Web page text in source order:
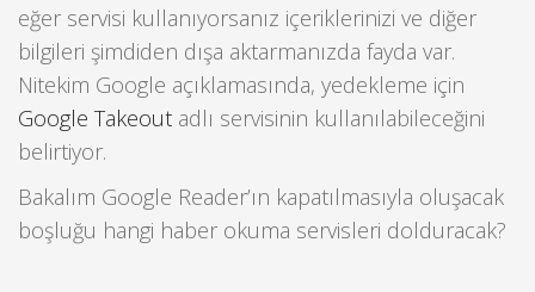
eğer servisi kullanıyorsanız içeriklerinizi ve diğer
bilgileri şimdiden dışa aktarmanızda fayda var.
Nitekim Google açıklamasında, yedekleme için
Google Takeout adlı servisinin kullanılabileceğini
belirtiyor.
Bakalım Google Reader’ın kapatılmasıyla oluşacak
boşluğu hangi haber okuma servisleri dolduracak?